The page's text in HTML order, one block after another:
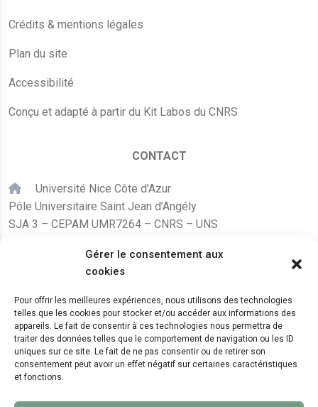
Gérer le consentement aux
cookies
Pour offrir les meilleures expériences, nous utilisons des technologies
telles que les cookies pour stocker et/ou accéder aux informations des
appareils. Le fait de consentir à ces technologies nous permettra de
traiter des données telles que le comportement de navigation ou les ID
uniques sur ce site. Le fait de ne pas consentir ou de retirer son
consentement peut avoir un effet négatif sur certaines caractéristiques
et fonctions.
Crédits & mentions légales
Plan du site
Accessibilité
Conçu et adapté à partir du Kit Labos du CNRS
CONTACT
Université Nice Côte d'Azur
Pôle Universitaire Saint Jean d’Angély
SJA 3 – CEPAM UMR7264 – CNRS – UNS
+33 (0)4 89 15 24 08
LE CEPAM EST HÉBERGÉ PAR